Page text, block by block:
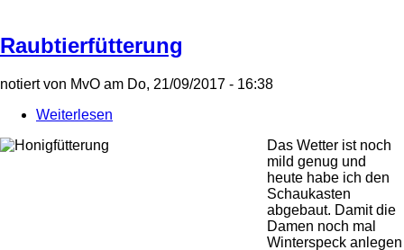
Raubtierfütterung
notiert von MvO am Do, 21/09/2017 - 16:38
Weiterlesen
Das Wetter ist noch
mild genug und
heute habe ich den
Schaukasten
abgebaut. Damit die
Damen noch mal
Winterspeck anlegen